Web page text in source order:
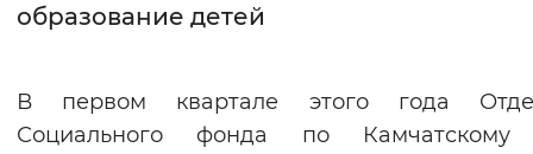
Интервал между буквами
Цвет сайта
образование детей
В первом квартале этого года
Социального фонда по Камчатскому